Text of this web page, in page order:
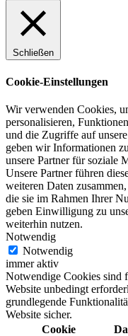
Schließen
Cookie-Einstellungen
Wir verwenden Cookies,
personalisieren,
und die Zugriffe auf
geben wir Informationen
unsere Partner für soziale
Unsere Partner führen
weiteren Daten
die sie im Rahmen Ihrer
geben Einwilligung zu
weiterhin nutzen.
Notwendig
Notwendig
immer aktiv
Notwendige Cookies sind
Website unbedingt
grundlegende
Website sicher.
Cookie